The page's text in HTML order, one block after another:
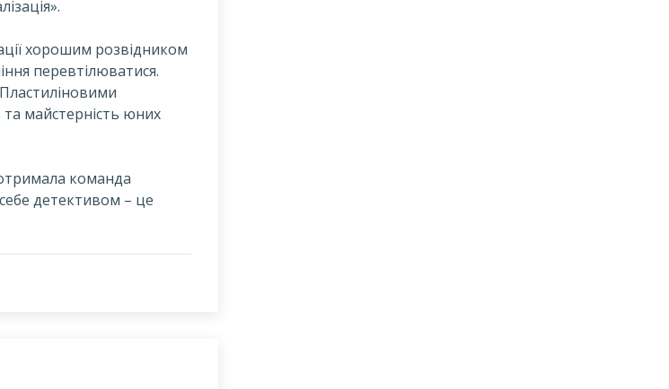
хорошим розвідником
перевтілюватися.
майстерність юних
команда
детективом – це